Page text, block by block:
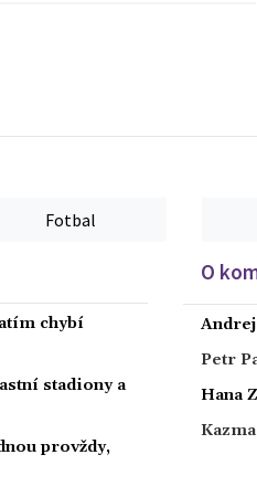
Fotbal
chybí
stadiony a
provždy,
O
Petr
Hana